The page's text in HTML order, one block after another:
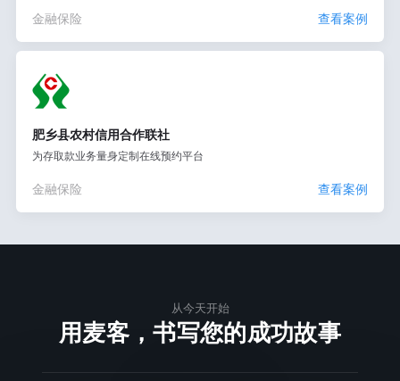
金融保险 查看案例
肥乡县农村信用合作联社
为存取款业务量身定制在线预约平台
金融保险 查看案例
从今天开始
用麦客，书写您的成功故事